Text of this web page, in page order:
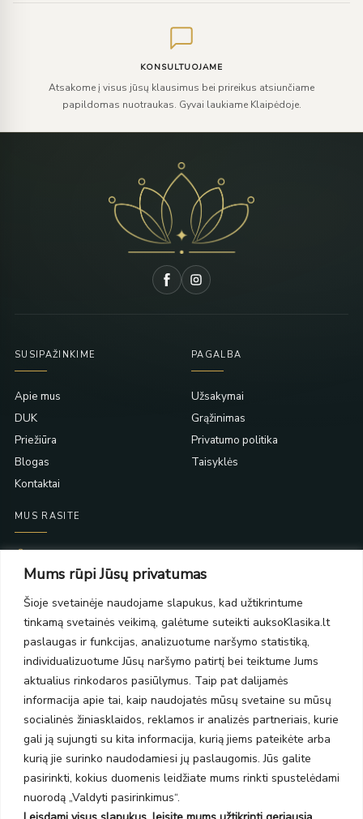
Mums rūpi Jūsų privatumas
Šioje svetainėje naudojame slapukus, kad užtikrintume
tinkamą svetainės veikimą, galėtume suteikti auksoKlasika.lt
paslaugas ir funkcijas, analizuotume naršymo statistiką,
individualizuotume Jūsų naršymo patirtį bei teiktume Jums
aktualius rinkodaros pasiūlymus. Taip pat dalijamės
informacija apie tai, kaip naudojatės mūsų svetaine su mūsų
socialinės žiniasklaidos, reklamos ir analizės partneriais, kurie
gali ją sujungti su kita informacija, kurią jiems pateikėte arba
kurią jie surinko naudodamiesi jų paslaugomis. Jūs galite
pasirinkti, kokius duomenis leidžiate mums rinkti spustelėdami
nuorodą „Valdyti pasirinkimus“.
KONSULTUOJAME
Atsakome į visus jūsų klausimus bei prireikus atsiunčiame
papildomas nuotraukas. Gyvai laukiame Klaipėdoje.
SUSIPAŽINKIME
Apie mus
DUK
Priežiūra
Blogas
Kontaktai
PAGALBA
Užsakymai
Grąžinimas
Privatumo politika
Taisyklės
MUS RASITE
PC Molas, Klaipėda
PC BIG 2, Klaipėda
Šilutės pl. 35
PC Banginis, Klaipėda
NAUJIENLAIŠKIS
Prenumeruokite ir gaukite pasiūlymus, naujienas bei riboto
leidimo kolekcijas.